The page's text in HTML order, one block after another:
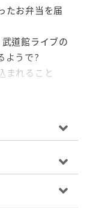
たお弁当を届
道館ライブの
ようで?
まれること
訪れる!